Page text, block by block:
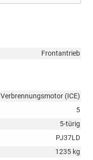
Frontantrieb
Verbrennungsmotor (ICE)
5
5-türig
PJ37LD
1235 kg